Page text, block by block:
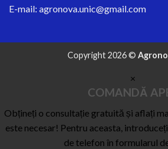
E-mail: agronova.unic@gmail.com
Copyright 2026 ©
×
COMANDĂ
Obțineți o consultație gratuită și aflați
este necesar! Pentru aceasta,
de telefon în formularul